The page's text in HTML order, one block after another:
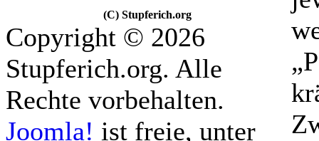
(C) Stupferich.org
Copyright © 2026
Stupferich.org. Alle
Rechte vorbehalten.
Joomla! ist freie, unter